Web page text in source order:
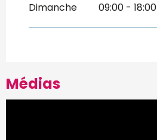
Dimanche 09:00 - 18:00
Médias